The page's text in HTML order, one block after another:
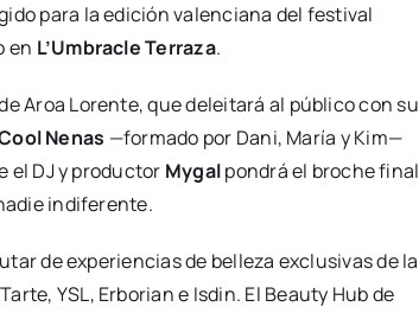
para la edi­ción valen­cia­na del fes­ti­val
en L’Umbracle Terra­za.
Aroa Loren­te, que delei­ta­rá al públi­co con su
Nenas —for­ma­do por Dani, María y Kim—
el DJ y pro­duc­tor Mygalpon­drá el bro­che final
indi­fe­ren­te.
de expe­rien­cias de belle­za exclu­si­vas de la
YSL, Erbo­rian e Isdin. El Beauty Hub de